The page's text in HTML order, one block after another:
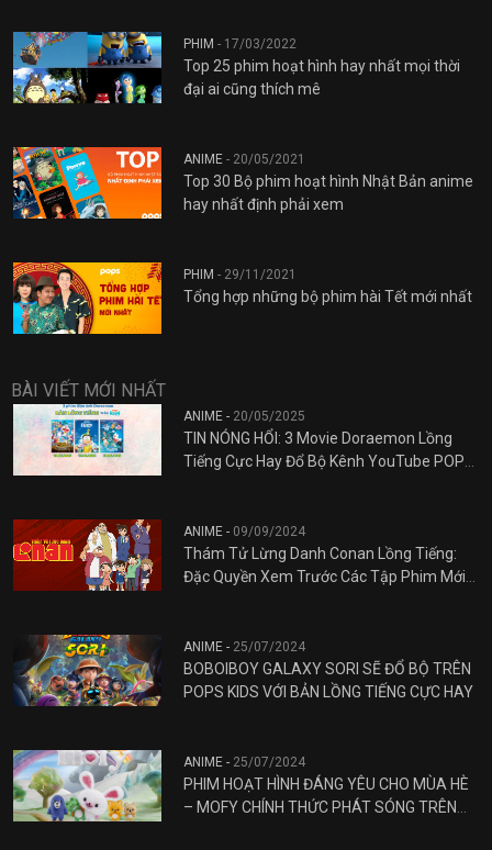
PHIM - 17/03/2022
Top 25 phim hoạt hình hay nhất mọi thời
đại ai cũng thích mê
ANIME - 20/05/2021
Top 30 Bộ phim hoạt hình Nhật Bản anime
hay nhất định phải xem
PHIM - 29/11/2021
Tổng hợp những bộ phim hài Tết mới nhất
BÀI VIẾT MỚI NHẤT
ANIME - 20/05/2025
TIN NÓNG HỔI: 3 Movie Doraemon Lồng
Tiếng Cực Hay Đổ Bộ Kênh YouTube POPS
ANIME - 09/09/2024
Thám Tử Lừng Danh Conan Lồng Tiếng:
Đặc Quyền Xem Trước Các Tập Phim Mới
ANIME - 25/07/2024
BOBOIBOY GALAXY SORI SẼ ĐỔ BỘ TRÊN
POPS KIDS VỚI BẢN LỒNG TIẾNG CỰC HAY
ANIME - 25/07/2024
PHIM HOẠT HÌNH ĐÁNG YÊU CHO MÙA HÈ
– MOFY CHÍNH THỨC PHÁT SÓNG TRÊN